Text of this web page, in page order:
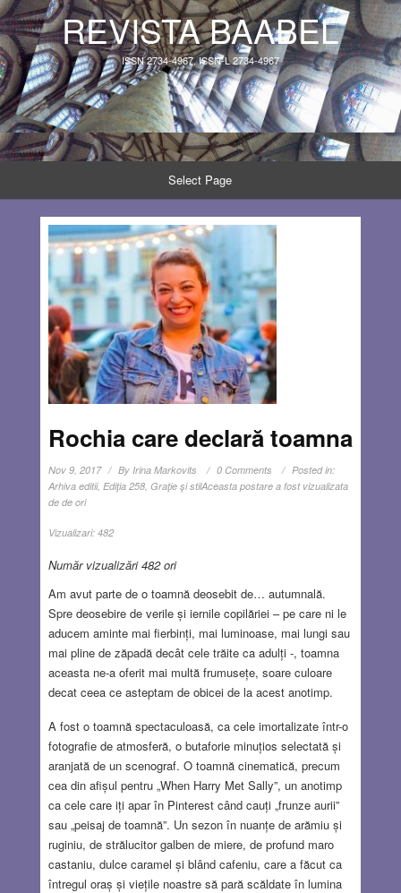
REVISTA BAABEL
ISSN 2734-4967, ISSN-L 2734-4967
Select Page
Rochia care declară toamna
Nov 9, 2017 By Irina Markovits 0 Comments
Posted in:
Arhiva editii, Ediţia 258, Graţie şi stilAceasta postare a fost vizualizata
de de ori
Vizualizari: 482
Număr vizualizări 482 ori
Am avut parte de o toamnă deosebit de… autumnală.
Spre deosebire de verile și iernile copilăriei – pe care ni le
aducem aminte mai fierbinți, mai luminoase, mai lungi sau
mai pline de zăpadă decât cele trăite ca adulți -, toamna
aceasta ne-a oferit mai multă frumusețe, soare culoare
decat ceea ce asteptam de obicei de la acest anotimp.
A fost o toamnă spectaculoasă, ca cele imortalizate într-o
fotografie de atmosferă, o butaforie minuțios selectată și
aranjată de un scenograf. O toamnă cinematică, precum
cea din afișul pentru „When Harry Met Sally”, un anotimp
ca cele care iți apar în Pinterest când cauți „frunze aurii”
sau „peisaj de toamnă”. Un sezon în nuanțe de arămiu și
ruginiu, de strălucitor galben de miere, de profund maro
castaniu, dulce caramel și blând cafeniu, care a făcut ca
întregul oraș și viețile noastre să pară scăldate în lumina